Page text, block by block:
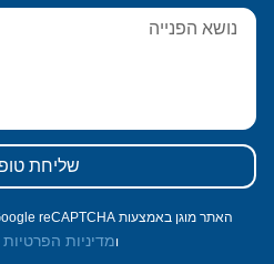
שליחת
האתר מוגן באמצעות Google reCAPTCHA, ומופעלים עליו
ומדיניות הפרטיות